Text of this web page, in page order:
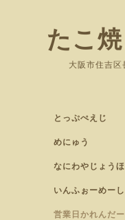
たこ
大阪市
とっぷぺえじ
めにゅう
なにわやじょうほ
いんふぉーめー
営業日かれんだー